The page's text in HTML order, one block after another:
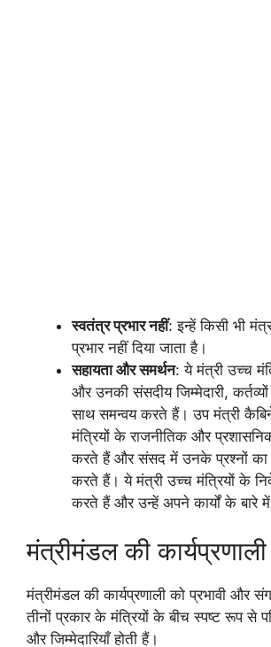
स्वतंत्र प्रभार नहीं: इन्हें किसी भी
प्रभार नहीं दिया जाता है।
सहायता और समर्थन: ये मंत्री उच्च
और उनकी संसदीय जिम्मेदारी,
साथ समन्वय करते हैं। उप मंत्री
मंत्रियों के राजनीतिक और
करते हैं और संसद में उनके प्रश्नों का
करते हैं। ये मंत्री उच्च मंत्रियों के
करते हैं और उन्हें अपने कार्यों के बारे में
मंत्रीमंडल की कार्यप्रणाली
मंत्रीमंडल की कार्यप्रणाली को प्रभावी और
तीनों प्रकार के मंत्रियों के बीच स्पष्ट रूप से
और जिम्मेदारियाँ होती हैं।